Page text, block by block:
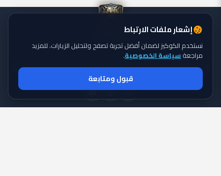
جميع الحقوق محفوظة ©تايجر الكورة: موقع يقدم أحدث أخبار الكورة
2026
إشعار ملفات الارتباط
نستخدم الكوكيز لضمان أفضل تجربة تصفح ولتحليل الزيارات. للمزيد
مراجعةسياسة الخصوصية.
قبول ومتابعة